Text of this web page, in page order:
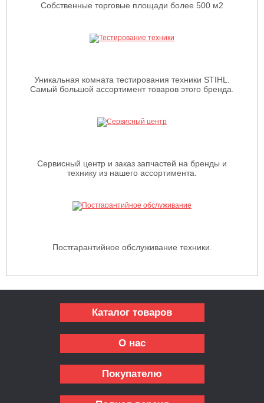
Собственные торговые площади более 500 м2
Уникальная комната тестирования техники STIHL.
Самый большой ассортимент товаров этого бренда.
Сервисный центр и заказ запчастей на бренды и
технику из нашего ассортимента.
Постгарантийное обслуживание техники.
Каталог товаров
О нас
Покупателю